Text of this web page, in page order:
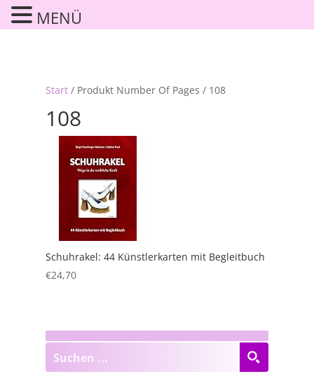
Start/ Produkt Number Of Pages / 108
108
Schuhrakel: 44 Künstlerkarten mit Begleitbuch
€24,70
MENÜ